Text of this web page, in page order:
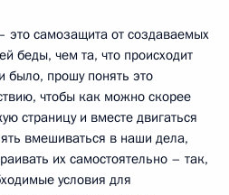
это самозащита от создаваемых
беды, чем та, что происходит
было, прошу понять это
чтобы как можно скорее
страницу и вместе двигаться
вмешиваться в наши дела,
их самостоятельно – так,
условия для